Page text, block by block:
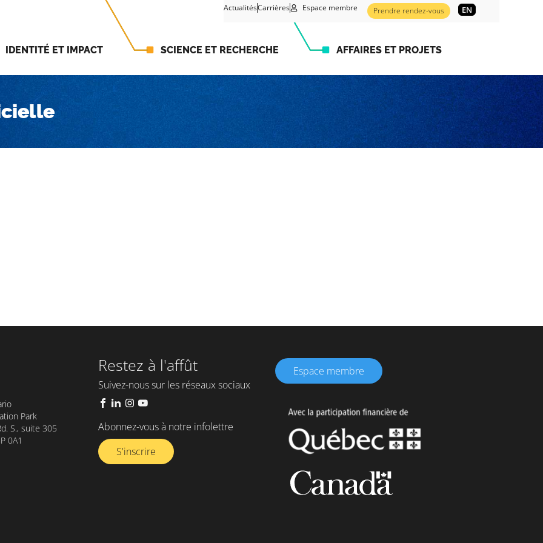
ActualitésCarrières Espace membre Prendre rendez-vous EN
IDENTITÉ ET IMPACT SCIENCE ET RECHERCHE AFFAIRES ET PROJETS
Park
S., suite 305
0A1
Restez à l'affût
Suivez-nous sur les réseaux sociaux
Abonnez-vous à notre infolettre​
S'inscrire
Espace membre